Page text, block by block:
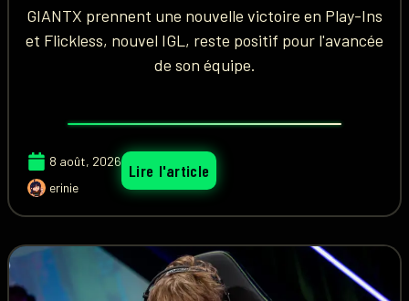
GIANTX prennent une nouvelle victoire en Play-Ins
et Flickless, nouvel IGL, reste positif pour l'avancée
de son équipe.
8 août, 2026
erinie
Lire l'article